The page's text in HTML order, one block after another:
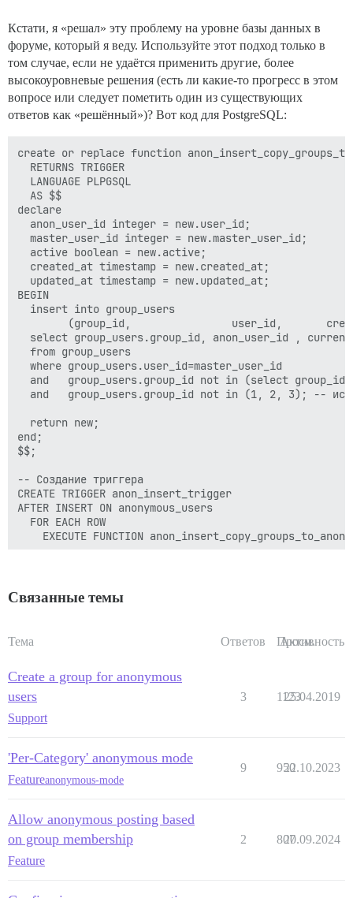
Кстати, я «решал» эту проблему на уровне базы данных в
форуме, который я веду. Используйте этот подход только в
том случае, если не удаётся применить другие, более
высокоуровневые решения (есть ли какие-то прогресс в этом
вопросе или следует пометить один из существующих
ответов как «решённый»)? Вот код для PostgreSQL:
create or replace function
  RETURNS TRIGGER
  LANGUAGE PLPGSQL
  AS $$
declare
  anon_user_id integer = new.user_id;
  master_user_id integer = new.master_user_id;
  active boolean = new.active;
  created_at timestamp = new.created_at;
  updated_at timestamp = new.updated_at;
BEGIN
  insert into group_users
(group_id,                user_id,
select group_users.group_id, anon_user_id ,
  from group_users
  where group_users.user_id=master_user_id
and   group_users.group_id not in (select
and   group_users.group_id not in (1, 2, 3); --
  return new;
end;
$$;
-- Создание триггера
CREATE TRIGGER anon_insert_trigger
AFTER INSERT ON anonymous_users
  FOR EACH ROW
Связанные темы
Тема Ответов Просм.
Активность
Create a group for anonymous
users
Support
3 1123
25.04.2019
'Per-Category' anonymous mode
Featureanonymous-mode
9 950
22.10.2023
Allow anonymous posting based
on group membership
Feature
2 807
20.09.2024